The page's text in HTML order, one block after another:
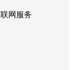
网服务